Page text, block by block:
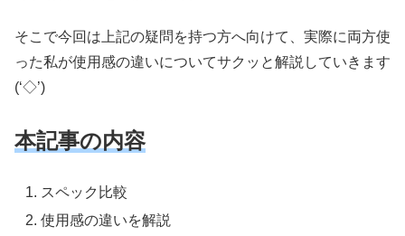
そこで今回は上記の疑問を持つ方へ向けて、実際に両方使
った私が使用感の違いについてサクッと解説していきます
(‘◇’)ゞ
本記事の内容
スペック比較
使用感の違いを解説